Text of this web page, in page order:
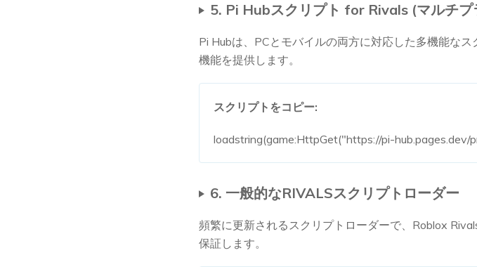
5. Pi Hubスクリプト for Rivals (マルチプ
Pi Hubは、PCとモバイルの両方に対応した多機能な
機能を提供します。
スクリプトをコピー:
loadstring(game:HttpGet("https://pi-hub.pages.dev/
6. 一般的なRIVALSスクリプトローダー
頻繁に更新されるスクリプトローダーで、Roblox
保証します。